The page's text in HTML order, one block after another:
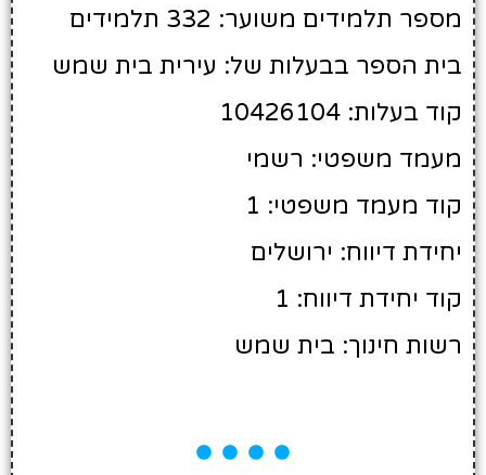
מספר תלמידים משוער: 332 תלמידים
בית הספר בבעלות של: עירית בית שמש
קוד בעלות: 10426104
מעמד משפטי: רשמי
קוד מעמד משפטי: 1
יחידת דיווח: ירושלים
קוד יחידת דיווח: 1
רשות חינוך: בית שמש